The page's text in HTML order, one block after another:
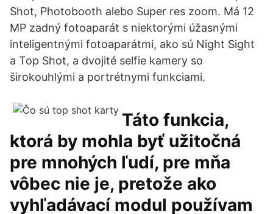
Shot, Photobooth alebo Super res zoom. Má 12
MP zadný fotoaparát s niektorými úžasnými
inteligentnými fotoaparátmi, ako sú Night Sight
a Top Shot, a dvojité selfie kamery so
širokouhlými a portrétnymi funkciami.
Táto funkcia,
ktorá by mohla byť užitočná
pre mnohých ľudí, pre mňa
vôbec nie je, pretože ako
vyhľadávací modul používam